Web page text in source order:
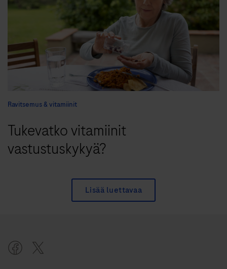
Ravitsemus & vitamiinit
Tukevatko vitamiinit
vastustuskykyä?
Lisää luettavaa